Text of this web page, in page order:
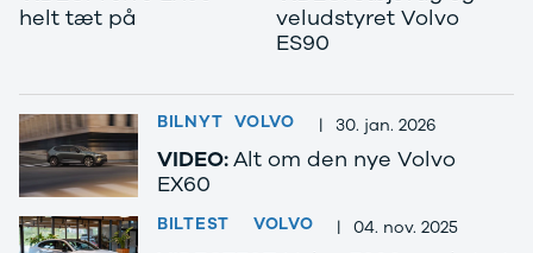
helt tæt på
veludstyret Volvo
ES90
BILNYT VOLVO | 30. jan. 2026
VIDEO:Alt om den nye Volvo
EX60
BILTEST VOLVO | 04. nov. 2025